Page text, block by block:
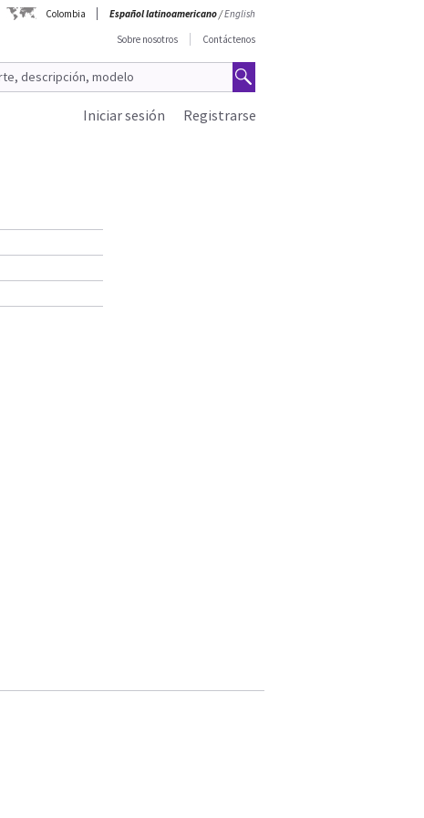
Colombia Español latinoamericano/English
Sobre nosotros
Contáctenos
Registrarse
Iniciar sesión